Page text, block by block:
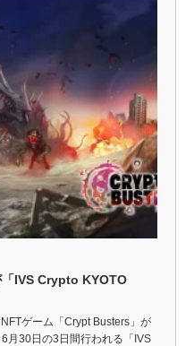
IVS Crypto KYOTO
ゲーム「Crypt Busters」が
月30日の3日間行われる「IVS